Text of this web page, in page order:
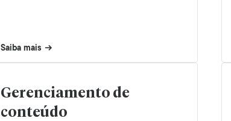
Saiba mais
Gerenciamento de
conteúdo